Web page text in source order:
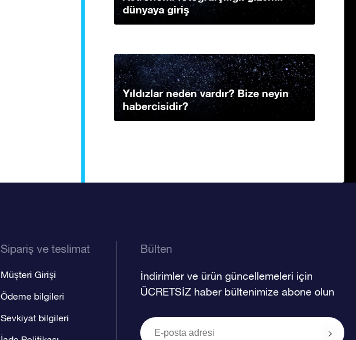
dünyaya giriş
Yıldızlar neden vardır? Bize neyin
habercisidir?
Sipariş ve teslimat
Müşteri Girişi
Ödeme bilgileri
Sevkiyat bilgileri
Bülten
İndirimler ve ürün güncellemeleri için
ÜCRETSİZ haber bültenimize abone olun